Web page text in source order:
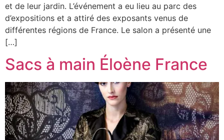
et de leur jardin. L’événement a eu lieu au parc des
d’expositions et a attiré des exposants venus de
différentes régions de France. Le salon a présenté une
[…]
Sacs à main Éloène France